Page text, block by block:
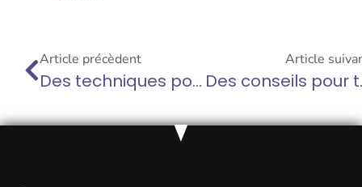
Article précèdent
Des techniques pour prévenir l’épuisement quand on est parent
Article
Des